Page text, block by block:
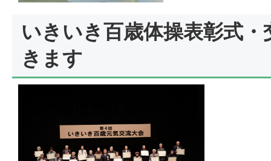
いきいき百歳体操表彰式・
きます